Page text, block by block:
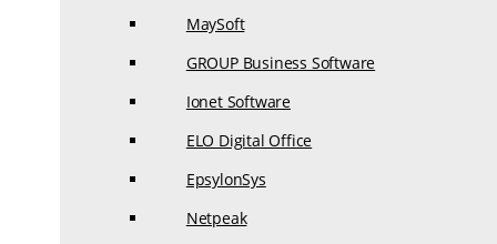
MaySoft
GROUP Business Software
Ionet Software
ELO Digital Office
EpsylonSys
Netpeak